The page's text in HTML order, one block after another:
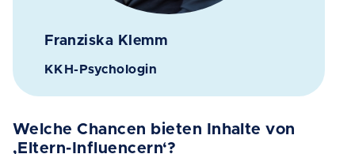
Franziska Klemm
KKH-Psychologin
Welche Chancen bieten Inhalte von
‚Eltern-Influencern‘?